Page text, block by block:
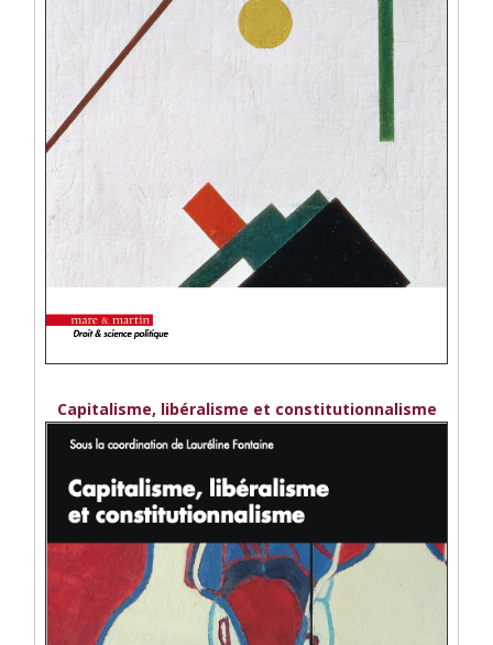
Capitalisme, libéralisme et constitutionnalisme